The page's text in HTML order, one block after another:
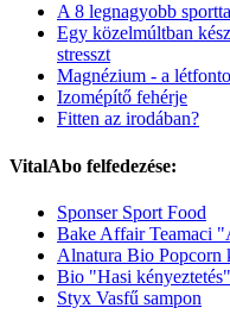
A 8 legnagyobb
Egy közelmúltban
stresszt
Magnézium - a
Izomépítő fehérje
Fitten az irodában?
VitalAbo felfedezése:
Sponser Sport Food
Bake Affair Teamaci
Alnatura Bio Popcorn
Bio "Hasi
Styx Vasfű sampon